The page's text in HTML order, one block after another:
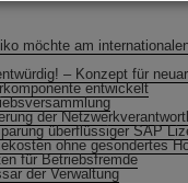
möchte am
– Konzept für
entwickelt
der
überflüssiger SAP
ohne gesondertes
für Betriebsfremde
der Verwaltung